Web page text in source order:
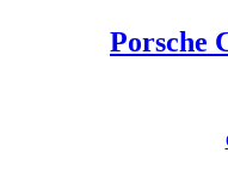
Porsche